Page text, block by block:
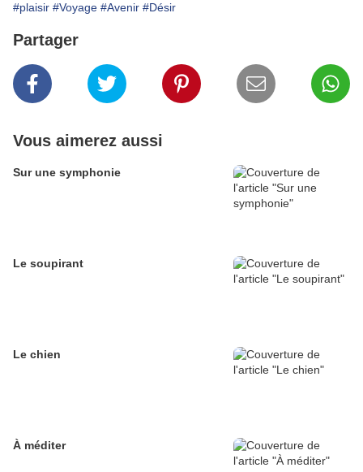
#plaisir #Voyage #Avenir #Désir
Partager
Vous aimerez aussi
Sur une symphonie
Le soupirant
Le chien
À méditer